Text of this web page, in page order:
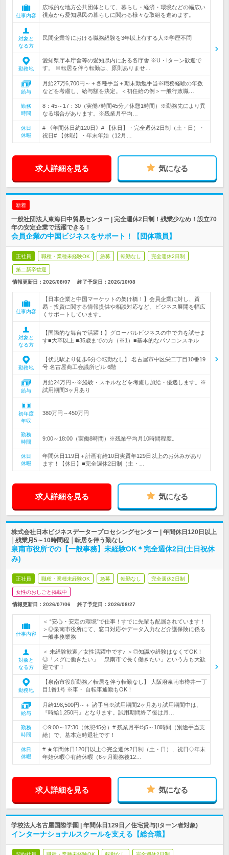
仕事内容
広域的な地方公共団体として、暮らし・経済・環境などの幅広い
視点から愛知県民の暮らしに関わる様々な取組を進めます。
対象と
なる方
民間企業等における職務経験を3年以上有する人※学歴不問
勤務地
愛知県庁本庁舎等の愛知県内にある各庁舎 ※U・Iターン歓迎で
す。 ※転居を伴う転勤は、原則ありませ…
給与
月給27万6,700円～＋各種手当＋期末勤勉手当※職務経験の年数
などを考慮し、給与額を決定。＜初任給の例＞一般行政職…
勤務
時間
8：45～17：30（実働7時間45分／休憩1時間）※勤務先により異
なる場合があります。※残業月平均…
休日
休暇
# 《年間休日約120日》# 【休日】・完全週休2日制（土・日）・
祝日# 【休暇】・年末年始（12月…
求人詳細を見る 気になる
新着
一般社団法人東海日中貿易センター | 完全週休2日制！残業少なめ！設立70
年の安定企業で活躍できる！
会員企業の中国ビジネスをサポート！【団体職員】
正社員 職種・業種未経験OK 急募 転勤なし 完全週休2日制
第二新卒歓迎
情報更新日：2026/08/07 終了予定日： 2026/10/08
仕事内容
【日本企業と中国マーケットの架け橋！】会員企業に対し、貿
易・投資に関する情報提供や相談対応など、ビジネス展開を幅広
くサポートしています。
対象と
なる方
【国際的な舞台で活躍！】グローバルビジネスの中で力を試せま
す■大卒以上 ■35歳までの方（※1）■基本的なパソコンスキル
勤務地
【伏見駅より徒歩6分◇転勤なし】 名古屋市中区栄二丁目10番19
号 名古屋商工会議所ビル 6階
給与
月給24万円～※経験・スキルなどを考慮し加給・優遇します。※
試用期間3ヶ月あり
初年度
年収
380万円～450万円
勤務
時間
9:00～18:00（実働8時間）※残業平均月10時間程度。
休日
休暇
年間休日119日＋計画有給10日実質年129日以上のお休みがあり
ます！【休日】■完全週休2日制（土・…
求人詳細を見る 気になる
株式会社日本ビジネスデータープロセシングセンター | 年間休日120日以上
│残業月5～10時間程 │転居を伴う勤なし
泉南市役所での【一般事務】未経験OK＊完全週休2日(土日祝休
み)
正社員 職種・業種未経験OK 急募 転勤なし 完全週休2日制
女性のおしごと掲載中
情報更新日：2026/07/06 終了予定日： 2026/08/27
仕事内容
＜ “安心・安定の環境”で仕事！すでに先輩も配属されています！
＞◎泉南市役所にて、窓口対応やデータ入力など介護保険に係る
一般事務業務
対象と
なる方
＜ 未経験歓迎／女性活躍中です♪ ＞◎知識や経験はなくてOK！
◎「スグに働きたい」「泉南市で長く働きたい」という方も大歓
迎です！
勤務地
【泉南市役所勤務／転居を伴う転勤なし】 大阪府泉南市樽井一丁
目1番1号 ※車・ 自転車通勤もOK！
給与
月給198,500円～＋ 諸手当※試用期間2ヶ月あり試用期間中は、
『時給1,250円』となります。試用期間終了後は月…
勤務
時間
◇9:00～17:30（休憩45分）# 残業月平均5～10時間（別途手当支
給）で、基本定時退社です！
休日
休暇
# ★年間休日120日以上◇完全週休2日制（土・日）、祝日◇年末
年始休暇◇有給休暇（6ヶ月勤務後12…
求人詳細を見る 気になる
学校法人名古屋国際学園 | 年間休日129日／住宅貸与(Iターン者対象)
インターナショナルスクールを支える【総合職】